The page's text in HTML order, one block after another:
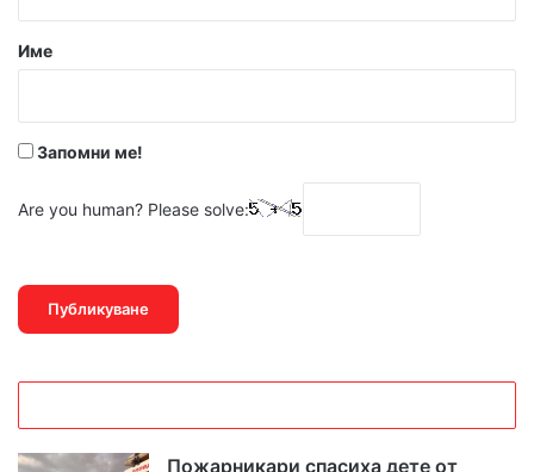
р
Име
Запомни ме!
Are you human? Please solve:
Пожарникари спасиха дете от